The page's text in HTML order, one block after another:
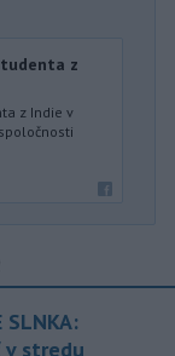
z
z Indie v
SLNKA:
v stredu